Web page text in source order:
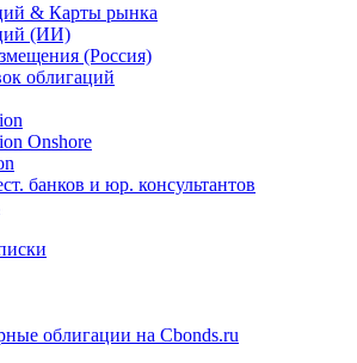
& Карты рынка
(ИИ)
(Россия)
облигаций
Onshore
банков и юр. консультантов
облигации на Cbonds.ru